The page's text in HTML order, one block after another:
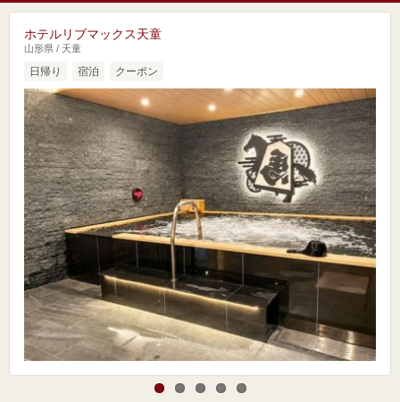
ホテルリブマックス天童
山形県 / 天童
日帰り 宿泊 クーポン